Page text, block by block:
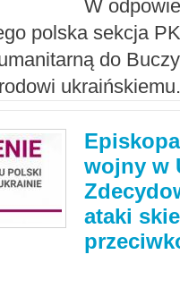
W
polska sekcja
do
wojny w
ataki